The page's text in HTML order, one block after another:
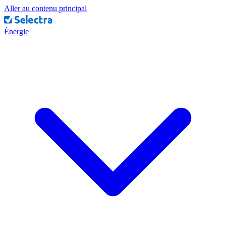
Aller au contenu principal
Énergie